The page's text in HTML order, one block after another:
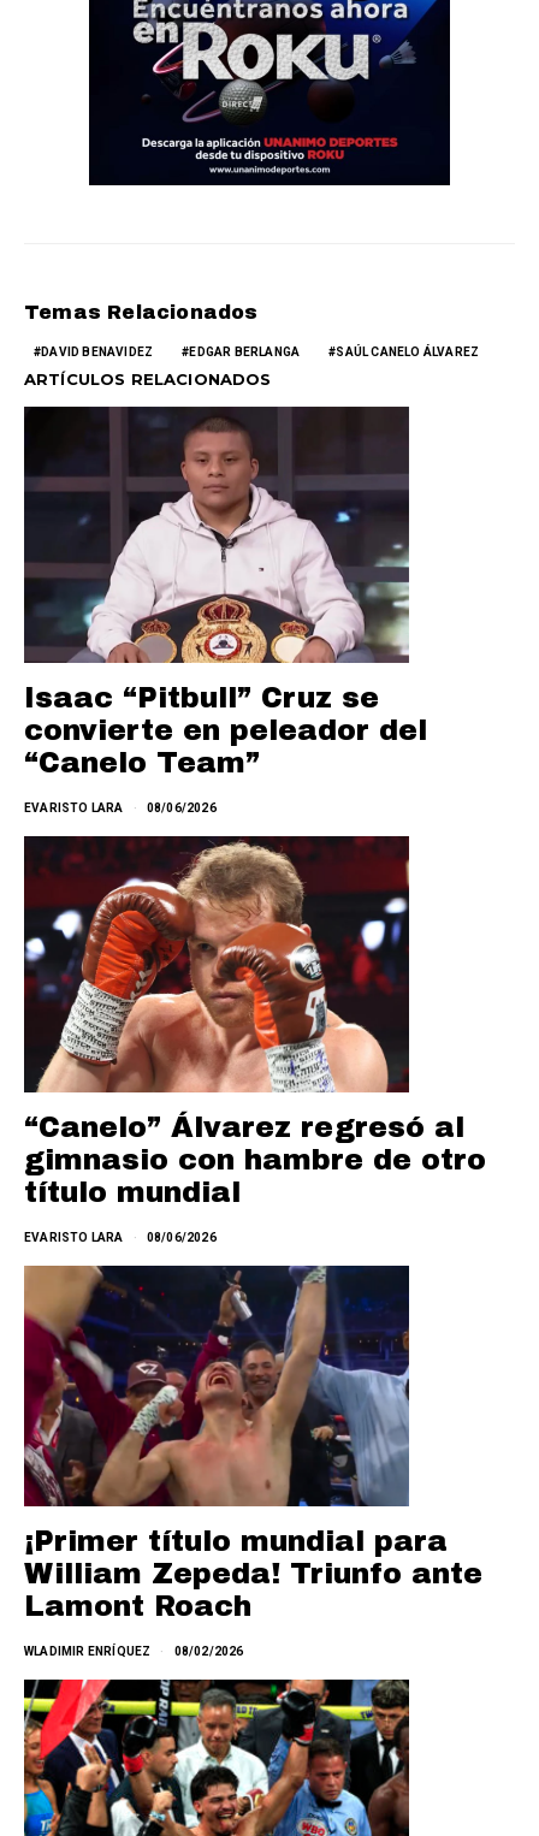
Temas Relacionados
DAVID BENAVIDEZ EDGAR BERLANGA SAÚL CANELO ÁLVAREZ
ARTÍCULOS RELACIONADOS
Isaac “Pitbull” Cruz se
convierte en peleador del
“Canelo Team”
EVARISTO LARA 08/06/2026
“Canelo” Álvarez regresó al
gimnasio con hambre de otro
título mundial
EVARISTO LARA 08/06/2026
¡Primer título mundial para
William Zepeda! Triunfo ante
Lamont Roach
WLADIMIR ENRÍQUEZ 08/02/2026